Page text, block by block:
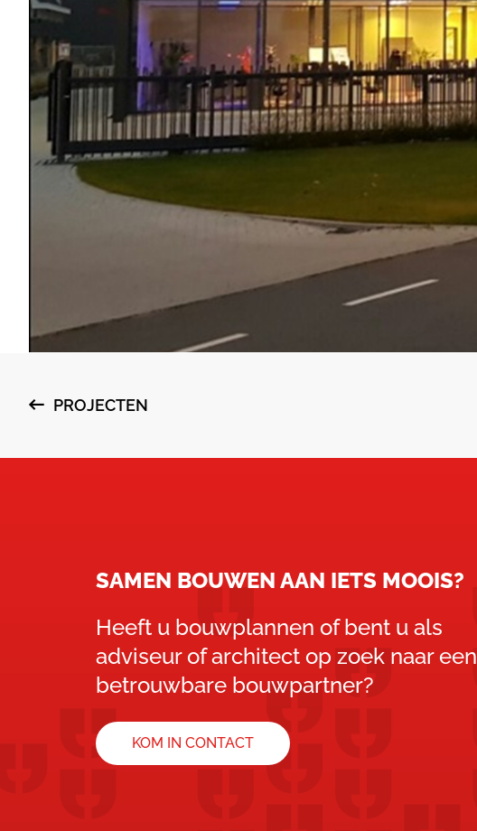
PROJECTEN
SAMEN BOUWEN AAN IETS MOOIS?
Heeft u bouwplannen of bent u als
adviseur of architect op zoek naar een
betrouwbare bouwpartner?
KOM IN CONTACT